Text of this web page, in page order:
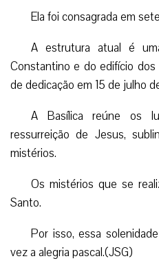
vez a alegria pascal.(JSG)
Facebook
Twitter WhatsApp
Email